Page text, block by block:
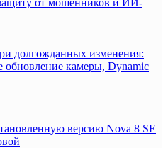
долгожданных изменения:
обновление камеры, Dynamic
версию Nova 8 SE